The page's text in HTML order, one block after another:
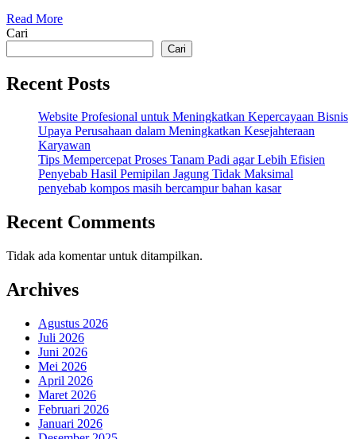
Usaha
Bakso
Perlu
Disiapkan
Read More
Cari
Cari
Recent Posts
Website Profesional untuk Meningkatkan Kepercayaan Bisnis
Upaya Perusahaan dalam Meningkatkan Kesejahteraan
Karyawan
Tips Mempercepat Proses Tanam Padi agar Lebih Efisien
Penyebab Hasil Pemipilan Jagung Tidak Maksimal
penyebab kompos masih bercampur bahan kasar
Recent Comments
Tidak ada komentar untuk ditampilkan.
Archives
Agustus 2026
Juli 2026
Juni 2026
Mei 2026
April 2026
Maret 2026
Februari 2026
Januari 2026